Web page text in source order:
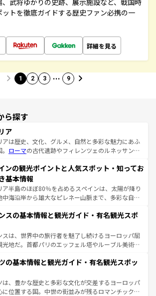
、武将ゆかりの史跡、展示施設など、戦国時
トを徹底ガイドする歴史ファン必携の一
詳細を見る
1 2 3 … 9
ら探す
ア
アは歴史、文化、グルメ、自然と多彩な魅力にあふ
ローマの古代遺跡やフィレンツェのルネッサンス
トスカーナの美しい田園風景やアマルフィ海岸の絶
、自然景観も見逃せない。観光の合間には、本場の
パスタなど、絶品のイタリア料理を堪能することも
。朝目覚めてから夜眠るまで、すべての瞬間を楽し
新着のイタリア情報はコンテンツ一覧を参照してほ
ンの観光ポイントと人気スポット・知ってお
基本情報
ア半島のほぼ80％を占めるスペインは、太陽が降り
中海沿岸から雄大なピレネー山脈まで、多彩な自然
根付くこの国では、情熱的なフラメンコ、熱気あふ
牛、そして美味しいタパスが生活の一部となってい
都マドリードの洗練された雰囲気や、バルセロナの
に溢れた街角から、地方では古代ローマ遺跡や中世
地方によって風土や気候が異なるスペインはその個
ツ一覧 を参照してほしい。
スの基本情報と観光ガイド・有名観光スポ
スは、世界中の旅行者を魅了し続けるヨーロッパ屈
光地だ。首都パリのエッフェル塔やルーブル美術館
広い魅力が詰まっている。華麗な宮殿、歴史的な大
美しいビーチ、そして豊かな自然が、訪れる者を心
了する。また、フランスは美食の国としても知ら
ランス料理はユネスコ無形文化遺産にも登録されて
の基本情報と観光ガイド・有名観光スポッ
は、豊かな歴史と多彩な文化が交差するヨーロッパ
に位置する国。中世の街並みが残るロマンチック街